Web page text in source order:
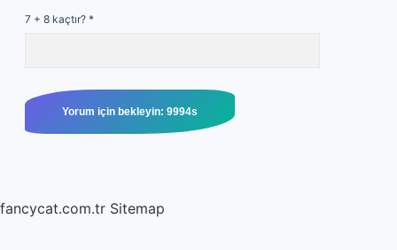
7 + 8 kaçtır? *
fancycat.com.tr Sitemap